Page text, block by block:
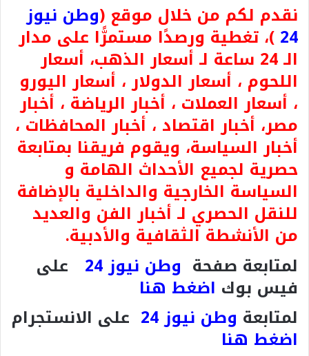
نقدم لكم من خلال موقع (وطن نيوز
24 )، تغطية ورصدًا مستمرًّا على مدار
الـ 24 ساعة لـ أسعار الذهب، أسعار
اللحوم ، أسعار الدولار ، أسعار اليورو
، أسعار العملات ، أخبار الرياضة ، أخبار
مصر، أخبار اقتصاد ، أخبار المحافظات ،
أخبار السياسة، ويقوم فريقنا بمتابعة
حصرية لجميع الأحداث الهامة و
السياسة الخارجية والداخلية بالإضافة
للنقل الحصري لـ أخبار الفن والعديد
من الأنشطة الثقافية والأدبية.
لمتابعة صفحة وطن نيوز 24 على
فيس بوك اضغط هنا
لمتابعة وطن نيوز 24 على الانستجرام
اضغط هنا